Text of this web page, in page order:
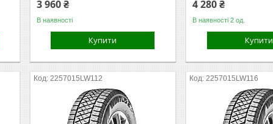
3 960 ₴
В наявності
Купити
4 280 ₴
В наявності 2 од.
Купити
2257015LW112 2257015LW116